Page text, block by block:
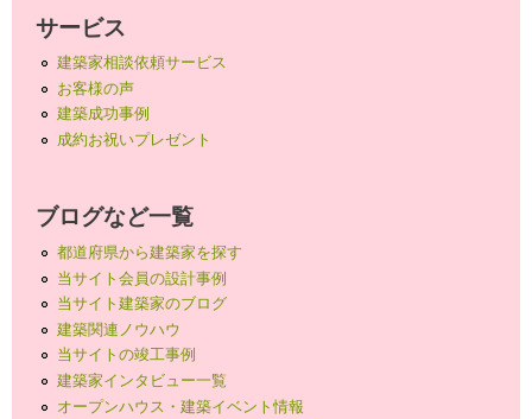
サービス
建築家相談依頼サービス
お客様の声
建築成功事例
成約お祝いプレゼント
ブログなど一覧
都道府県から建築家を探す
当サイト会員の設計事例
当サイト建築家のブログ
建築関連ノウハウ
当サイトの竣工事例
建築家インタビュー一覧
オープンハウス・建築イベント情報